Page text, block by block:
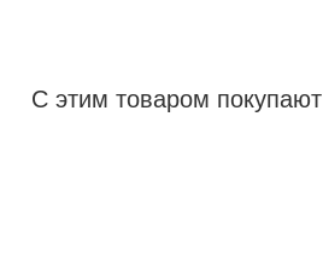
С этим товаром покупают